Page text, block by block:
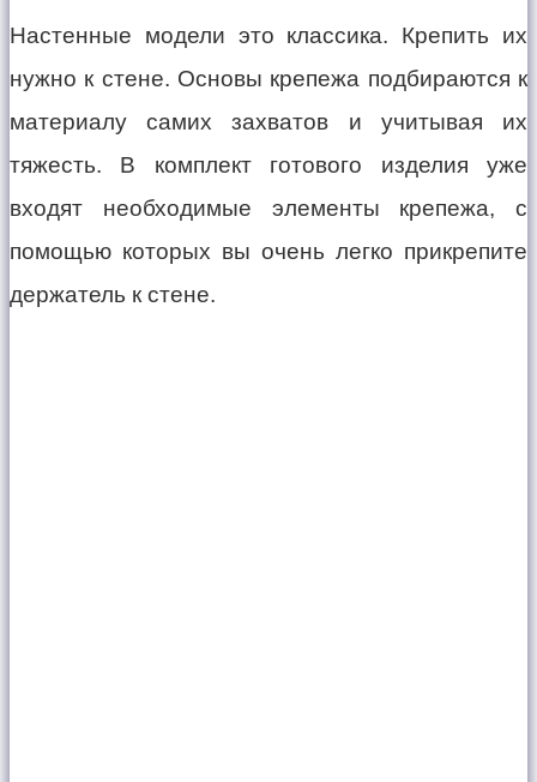
Настенные модели это классика. Крепить их
нужно к стене. Основы крепежа подбираются к
материалу самих захватов и учитывая их
тяжесть. В комплект готового изделия уже
входят необходимые элементы крепежа, с
помощью которых вы очень легко прикрепите
держатель к стене.